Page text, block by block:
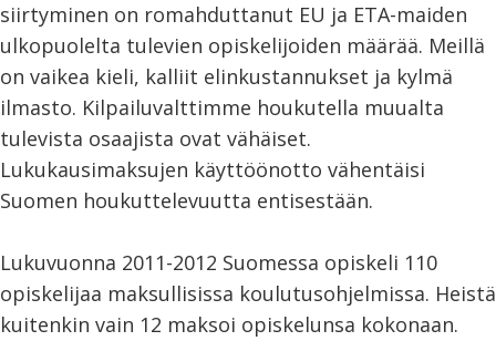
siirtyminen on romahduttanut EU ja ETA-maiden
ulkopuolelta tulevien opiskelijoiden määrää. Meillä
on vaikea kieli, kalliit elinkustannukset ja kylmä
ilmasto. Kilpailuvalttimme houkutella muualta
tulevista osaajista ovat vähäiset.
Lukukausimaksujen käyttöönotto vähentäisi
Suomen houkuttelevuutta entisestään.
Lukuvuonna 2011-2012 Suomessa opiskeli 110
opiskelijaa maksullisissa koulutusohjelmissa. Heistä
kuitenkin vain 12 maksoi opiskelunsa kokonaan.